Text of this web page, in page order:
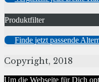
Produktfilter
Finde jetzt passende
Copyright, 2018
Um die Webseite für Dich